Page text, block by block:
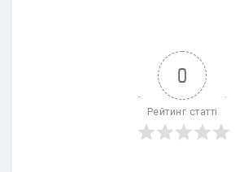
0
Рейтинг статті